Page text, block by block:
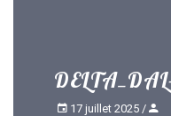
17 juillet 2025